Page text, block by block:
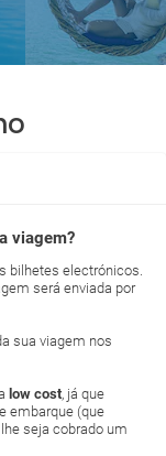
viagem?
bilhetes electrónicos.
será enviada por
sua viagem nos
low cost, já que
embarque (que
seja cobrado um